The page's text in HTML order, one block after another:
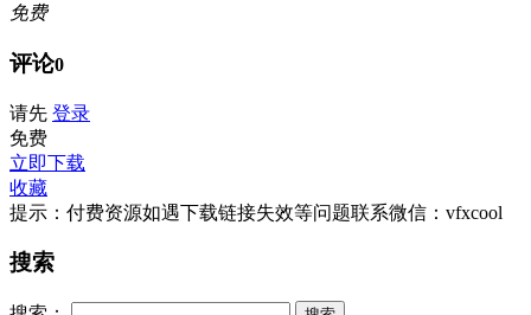
免费
评论0
请先 登录
免费
立即下载
收藏
提示：付费资源如遇下载链接失效等问题联系微信：vfxcool
搜索